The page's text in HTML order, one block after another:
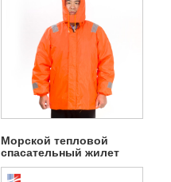
Морской тепловой
спасательный жилет